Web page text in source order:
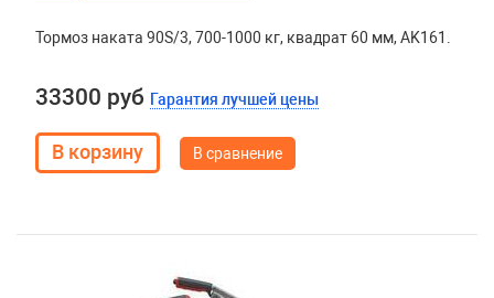
Тормоз наката 90S/3, 700-1000 кг, квадрат 60 мм, AK161.
33300 руб Гарантия лучшей цены
В сравнение